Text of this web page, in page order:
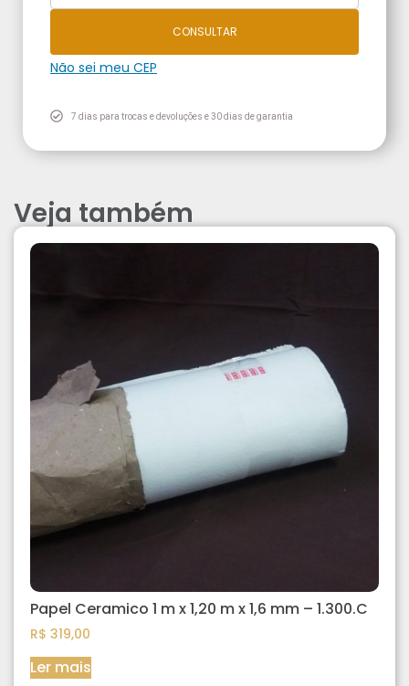
CONSULTAR
Não sei meu CEP
7 dias para trocas e devoluções e 30 dias de garantia
Veja também
Papel Ceramico 1 m x 1,20 m x 1,6 mm – 1.300.C
R$ 319,00
Ler mais